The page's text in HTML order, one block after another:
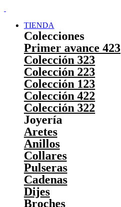
TIENDA
Colecciones
Primer avance 423
Colección 323
Colección 223
Colección 123
Colección 422
Colección 322
Joyería
Aretes
Anillos
Collares
Pulseras
Cadenas
Dijes
Broches